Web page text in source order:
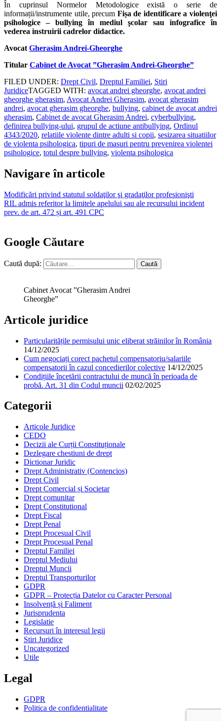
În cuprinsul Normelor Metodologice există o serie de
informații/instrumente utile, precum Fișa de identificare a violenţei
psihologice – bullying în mediul şcolar sau infografice în
vederea instruirii cadrelor didactice.
Avocat Gherasim Andrei-Gheorghe
Titular Cabinet de Avocat ”Gherasim Andrei-Gheorghe”
FILED UNDER: Drept Civil, Dreptul Familiei, Stiri
JuridiceTAGGED WITH: avocat andrei gheorghe, avocat andrei
gheorghe gherasim, Avocat Andrei Gherasim, avocat gherasim
andrei, avocat gherasim gheorghe, bullying, cabinet de avocat andrei
gherasim, Cabinet de avocat Gherasim Andrei, cyberbullying,
definirea bullying-ului, grupul de actiune antibullying, Ordinul
4343/2020, relatiile violente dintre adulti si copii, sesizarea situatiilor
de violenta psihologica, tipuri de masuri pentru prevenirea violentei
psihologice, totul despre bullying, violenta psihologica
Navigare în articole
Modificări privind statutul soldaţilor şi gradaţilor profesionişti
RIL admis referitor la limitele apelului sau ale recursului incident
prev. de art. 472 și art. 491 CPC
Google Căutare
Caută după:
Cabinet Avocat ”Gherasim Andrei
Gheorghe”
Articole juridice
Particularitățile permisului unic eliberat străinilor în România
14/12/2025
Cum negociați corect pachetul compensatoriu/salariile
compensatorii în cazul concedierilor colective 14/12/2025
Condițiile încetării contractului de muncă în perioada de
probă. Art. 31 din Codul muncii 02/02/2025
Categorii
Articole Juridice
CEDO
Decizii ale Curții Constituționale
Dezlegare chestiuni de drept
Dictionar Juridic
Drept Administrativ (Contencios)
Drept Civil
Drept Comercial și Societar
Drept comunitar
Drept Constitutional
Drept Fiscal
Drept Penal
Drept Procesual Civil
Drept Procesual Penal
Dreptul Familiei
Dreptul Mediului
Dreptul Muncii
Dreptul Transporturilor
GDPR
GDPR – Protecția Datelor cu Caracter Personal
Insolvență și Faliment
Jurisprudenta
Legislatie
Recursuri în interesul legii
Stiri Juridice
Uncategorized
Utile
Legal
GDPR
Politica de confidentialitate